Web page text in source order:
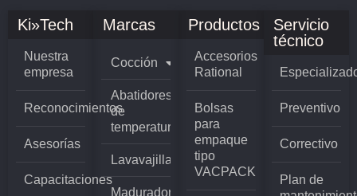
Ki»Tech
Nuestra
empresa
Reconocimientos
Asesorías
Capacitaciones
Marcas
Cocción
Abatidores
de
temperatura
Lavavajillas
Madurador
Productos
Accesorios
Rational
Bolsas
para
empaque
tipo
VACPACK
Servicio
técnico
Preventivo
Correctivo
Plan de